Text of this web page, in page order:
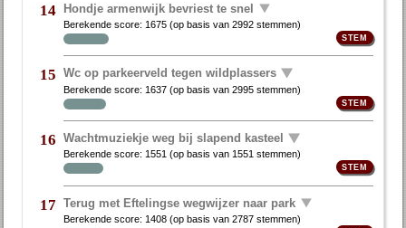
14 Hondje armenwijk bevriest te snel
Berekende score: 1675 (op basis van2992 stemmen)
15 Wc op parkeerveld tegen wildplassers
Berekende score: 1637 (op basis van2995 stemmen)
16 Wachtmuziekje weg bij slapend kasteel
Berekende score: 1551 (op basis van 1551 stemmen)
17 Terug met Eftelingse wegwijzer naar park
Berekende score: 1408 (op basis van2787 stemmen)